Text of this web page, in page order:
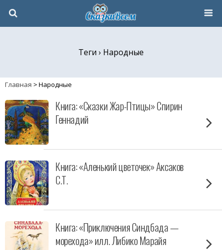
Теги › Народные
Главная >Народные
Книга: «Сказки Жар-Птицы» Спирин
Геннадий
Книга: «Аленький цветочек» Аксаков
С.Т.
Книга: «Приключения Синдбада —
морехода» илл. Либико Марайя